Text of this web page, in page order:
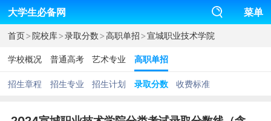
大学生必备网 菜单
首页>院校库>录取分数>高职单招>宣城职业技术学院
学校概况 普通高考 艺术专业 高职单招
招生章程 招生专业 招生计划 录取分数 收费标准